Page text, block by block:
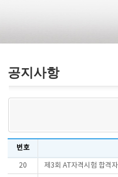
공지사항
번호
20 제3회 AT자격시험 합격